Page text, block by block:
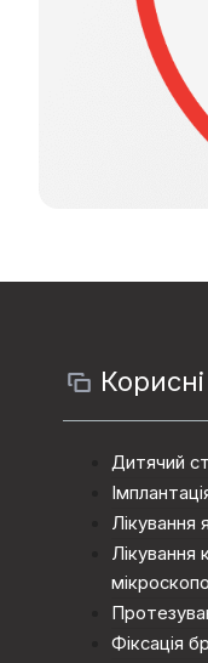
Дитячий
Лікування
Лікування
Фіксація